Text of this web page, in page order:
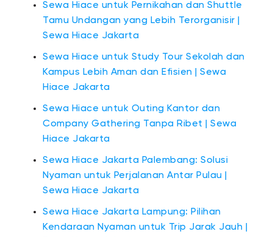
Sewa Hiace untuk Pernikahan dan Shuttle
Tamu Undangan yang Lebih Terorganisir |
Sewa Hiace Jakarta
Sewa Hiace untuk Study Tour Sekolah dan
Kampus Lebih Aman dan Efisien | Sewa
Hiace Jakarta
Sewa Hiace untuk Outing Kantor dan
Company Gathering Tanpa Ribet | Sewa
Hiace Jakarta
Sewa Hiace Jakarta Palembang: Solusi
Nyaman untuk Perjalanan Antar Pulau |
Sewa Hiace Jakarta
Sewa Hiace Jakarta Lampung: Pilihan
Kendaraan Nyaman untuk Trip Jarak Jauh |